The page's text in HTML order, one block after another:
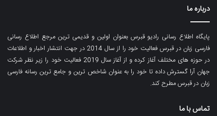
درباره ما
پایگاه اطلاع رسانی رادیو قبرس بعنوان اولین و قدیمی ترین مرجع اطلاع رسانی
فارسی زبان در قبرس فعالیت خود را از سال 2014 در جهت انتشار اخبار و اطلاعات
در حوزه های مختلف آغاز کرده و از آغاز سال 2019 فعالیت خود را زیر نظر شرکت
جهان آرا گسترش داده تا خود را به عنوان شاخص ترین و جامع ترین رسانه فارسی
زبان در قبرس مطرح کند.
تماس با ما